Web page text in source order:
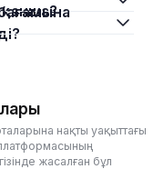
қанша?
нақты уақыттағы
жасалған бұл